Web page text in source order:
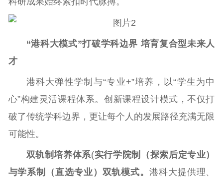
“港科大模式”打破学科边界 培育复合型未来人
才
港科大弹性学制与“专业+”培养，以“学生为中
心”构建灵活课程体系。创新课程设计模式，不仅打
破了传统学科边界，更让每个人的发展路径充满无限
可能性。
双轨制培养体系(实行学院制（探索后定专业）
与学系制（直选专业）双轨模式。港科大提供理、